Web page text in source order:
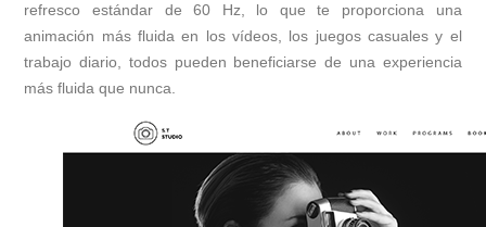
refresco estándar de 60 Hz, lo que te proporciona una
animación más fluida en los vídeos, los juegos casuales y el
trabajo diario, todos pueden beneficiarse de una experiencia
más fluida que nunca.